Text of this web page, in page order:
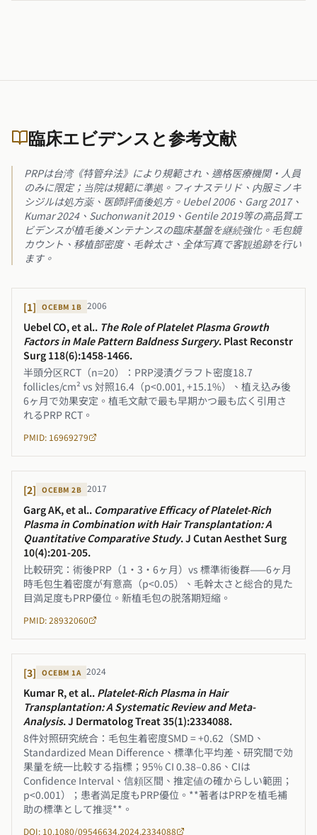
臨床エビデンスと参考文献
PRPは台湾《特管弁法》により規範され、適格医療機関・人員
のみに限定；当院は規範に準拠。フィナステリド、内服ミノキ
シジルは処方薬、医師評価後処方。Uebel 2006、Garg 2017、
Kumar 2024、Suchonwanit 2019、Gentile 2019等の高品質エ
ビデンスが植毛後メンテナンスの臨床基盤を継続強化。毛包鏡
カウント、移植部密度、毛幹太さ、全体写真で客観追跡を行い
ます。
[1] OCEBM 1B 2006
Uebel CO, et al.. The Role of Platelet Plasma Growth
Factors in Male Pattern Baldness Surgery. Plast Reconstr
Surg 118(6):1458-1466.
半頭分区RCT（n=20）：PRP浸漬グラフト密度18.7
follicles/cm² vs 対照16.4（p<0.001, +15.1%）、植え込み後
6ヶ月で効果安定。植毛文献で最も早期かつ最も広く引用さ
れるPRP RCT。
PMID: 16969279
[2] OCEBM 2B 2017
Garg AK, et al.. Comparative Efficacy of Platelet-Rich
Plasma in Combination with Hair Transplantation: A
Quantitative Comparative Study.J Cutan Aesthet Surg
10(4):201-205.
比較研究：術後PRP（1・3・6ヶ月）vs 標準術後群——6ヶ月
時毛包生着密度が有意高（p<0.05）、毛幹太さと総合的見た
目満足度もPRP優位。新植毛包の脱落期短縮。
PMID: 28932060
[3] OCEBM 1A 2024
Kumar R, et al.. Platelet-Rich Plasma in Hair
Transplantation: A Systematic Review and Meta-
Analysis.J Dermatolog Treat 35(1):2334088.
8件対照研究統合：毛包生着密度SMD = +0.62（SMD、
Standardized Mean Difference、標準化平均差、研究間で効
果量を統一比較する指標；95% CI 0.38–0.86、CIは
Confidence Interval、信頼区間、推定値の確からしい範囲；
p<0.001）；患者満足度もPRP優位。**著者はPRPを植毛補
助の標準として推奨**。
DOI: 10.1080/09546634.2024.2334088